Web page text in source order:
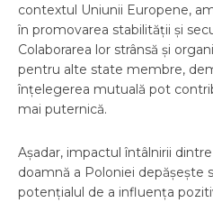
contextul Uniunii Europene,
în promovarea stabilității și
Colaborarea lor strânsă și
pentru alte state membre,
înțelegerea mutuală pot
mai puternică.
Așadar, impactul întâlnirii
doamnă a Poloniei depășește
potențialul de a influența